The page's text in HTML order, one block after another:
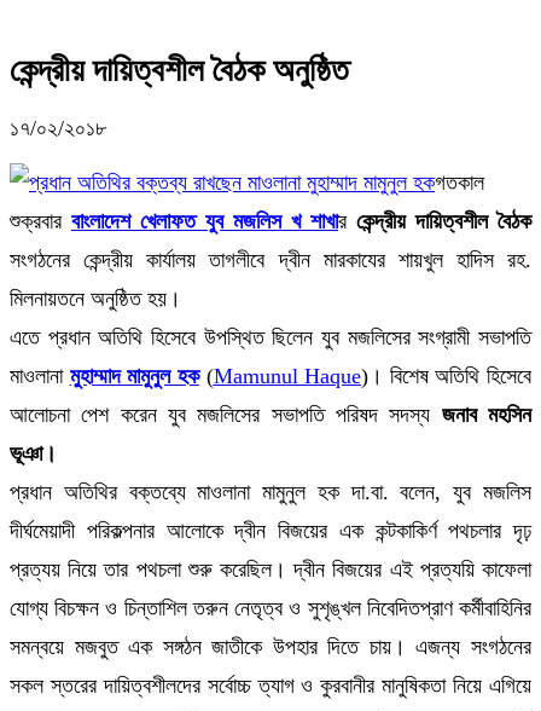
কেন্দ্রীয় দায়িত্বশীল বৈঠক অনুষ্ঠিত
১৭/০২/২০১৮
গতকাল
শুক্রবার বাংলাদেশ খেলাফত যুব মজলিস খ শাখার কেন্দ্রীয় দায়িত্বশীল বৈঠক
সংগঠনের কেন্দ্রীয় কার্যালয় তাগলীবে দ্বীন মারকাযের শায়খুল হাদিস রহ.
মিলনায়তনে অনুষ্ঠিত হয়।
এতে প্রধান অতিথি হিসেবে উপস্থিত ছিলেন যুব মজলিসের সংগ্রামী সভাপতি
মাওলানা মুহাম্মাদ মামুনুল হক(Mamunul Haque)। বিশেষ অতিথি হিসেবে
আলোচনা পেশ করেন যুব মজলিসের সভাপতি পরিষদ সদস্য জনাব মহসিন
ভূঞা।
প্রধান অতিথির বক্তব্যে মাওলানা মামুনুল হক দা.বা. বলেন, যুব মজলিস
দীর্ঘমেয়াদী পরিকল্পনার আলোকে দ্বীন বিজয়ের এক কন্টকাকির্ণ পথচলার দৃঢ়
প্রত্যয় নিয়ে তার পথচলা শুরু করেছিল। দ্বীন বিজয়ের এই প্রত্যয়ি কাফেলা
যোগ্য বিচক্ষন ও চিন্তাশিল তরুন নেতৃত্ব ও সুশৃঙ্খল নিবেদিতপ্রাণ কর্মীবাহিনির
সমন্বয়ে মজবুত এক সঙ্গঠন জাতীকে উপহার দিতে চায়। এজন্য সংগঠনের
সকল স্তরের দায়িত্বশীলদের সর্বোচ্চ ত্যাগ ও কুরবানীর মানুষিকতা নিয়ে এগিয়ে